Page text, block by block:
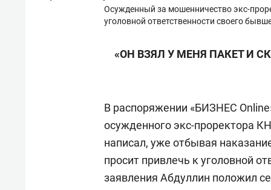
Осужденный за мошенничество экс-
уголовной ответственности своего
«ОН ВЗЯЛ У МЕНЯ ПАКЕТ И
В распоряжении «БИЗНЕС
осужденного экс-проректора
написал, уже отбывая
просит привлечь к уголовной
заявления Абдуллин положил